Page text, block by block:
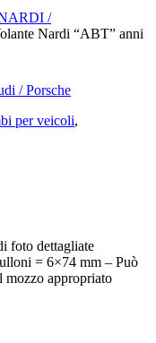
/
Nardi “ABT” anni
per veicoli,
foto dettagliate
= 6×74 mm – Può
mozzo appropriato